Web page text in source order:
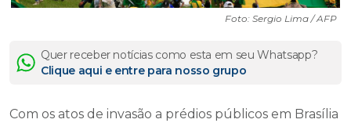
Foto: Sergio Lima / AFP
Quer receber notícias como esta em seu Whatsapp?
Clique aqui e entre para nosso grupo
Com os atos de invasão a prédios públicos em Brasília